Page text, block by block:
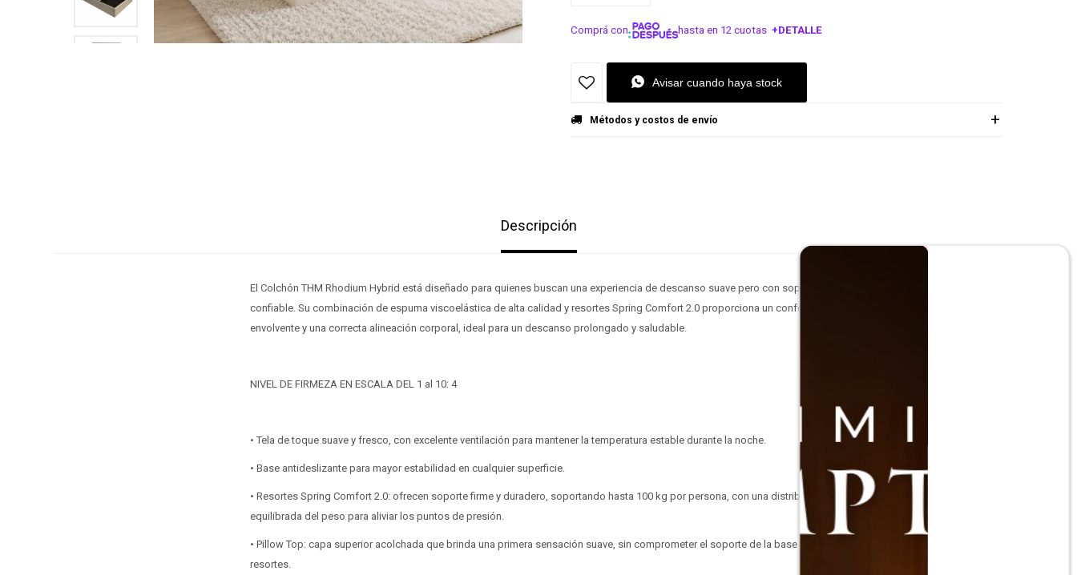
Comprá con hasta en 12 cuotas +DETALLE
¡ME INTERESA!
Avisar cuando haya stock
Métodos y costos de envío
Descripción
El Colchón THM Rhodium Hybrid está diseñado para quienes buscan una experiencia de descanso suave pero con soporte
confiable. Su combinación de espuma viscoelástica de alta calidad y resortes Spring Comfort 2.0 proporciona un confort
envolvente y una correcta alineación corporal, ideal para un descanso prolongado y saludable.
NIVEL DE FIRMEZA EN ESCALA DEL 1 al 10: 4
• Tela de toque suave y fresco, con excelente ventilación para mantener la temperatura estable durante la noche.
• Base antideslizante para mayor estabilidad en cualquier superficie.
• Resortes Spring Comfort 2.0: ofrecen soporte firme y duradero, soportando hasta 100 kg por persona, con una distribución
equilibrada del peso para aliviar los puntos de presión.
• Pillow Top: capa superior acolchada que brinda una primera sensación suave, sin comprometer el soporte de la base de
resortes.
¡Sumate a la forma más ágil de comprar!
Comprá en 3 cuotas sin recargo o hasta en 12
cuotas * ¡Solo con tu cédula!
¡Sumate a la forma más ágil de comprar!
Comprá en 3 cuotas sin recargo o hasta en 12
cuotas * ¡Solo con tu cédula!